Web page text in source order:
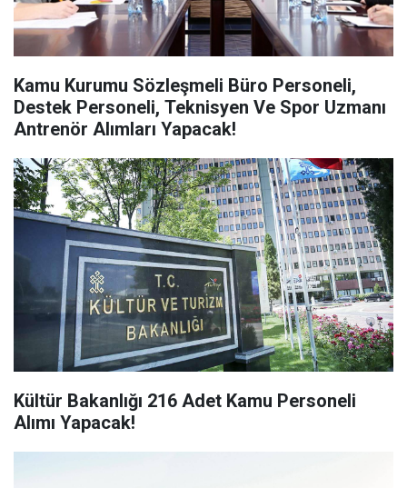
Kamu Kurumu Sözleşmeli Büro Personeli,
Destek Personeli, Teknisyen Ve Spor Uzmanı
Antrenör Alımları Yapacak!
Kültür Bakanlığı 216 Adet Kamu Personeli
Alımı Yapacak!